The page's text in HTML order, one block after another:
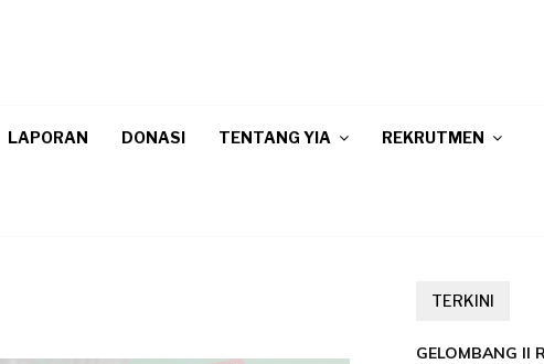
LAPORAN DONASI TENTANG YIA REKRUTMEN
TERKINI
GELOMBANG II